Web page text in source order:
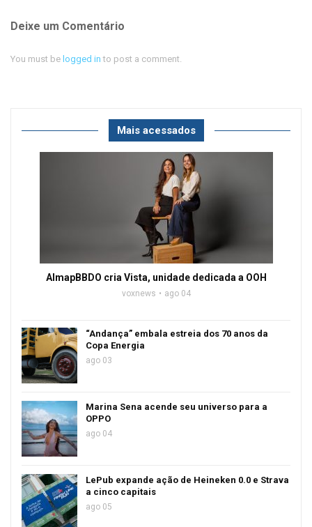
Deixe um Comentário
You must be logged in to post a comment.
Mais acessados
AlmapBBDO cria Vista, unidade dedicada a OOH
voxnews ago 04
“Andança” embala estreia dos 70 anos da
Copa Energia
ago 03
Marina Sena acende seu universo para a
OPPO
ago 04
LePub expande ação de Heineken 0.0 e Strava
a cinco capitais
ago 05